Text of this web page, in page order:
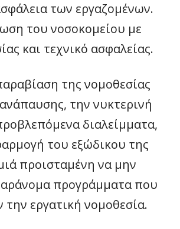
των εργαζομένων.
του νοσοκομείου με
και τεχνικό ασφαλείας.
της νομοθεσίας
την νυκτερινή
διαλείμματα,
του εξώδικου της
προισταμένη να μην
προγράμματα που
εργατική νομοθεσία.